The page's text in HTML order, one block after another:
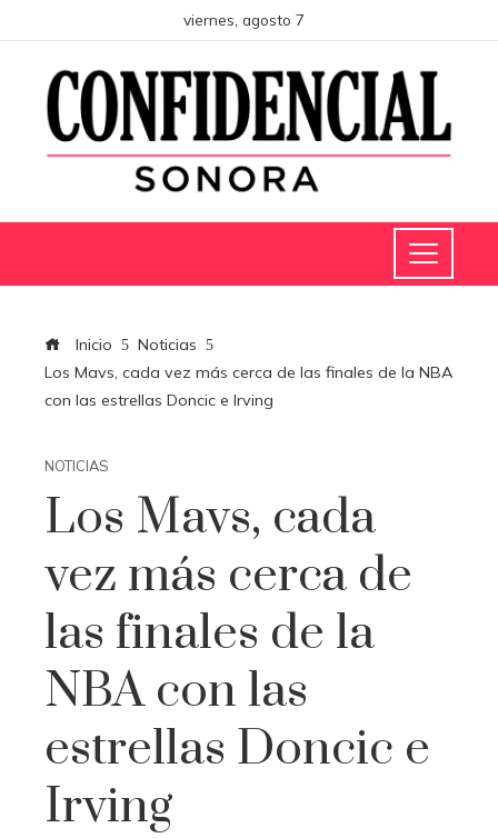
viernes, agosto 7
Inicio
Noticias
Los Mavs, cada vez más cerca de las finales de la NBA
con las estrellas Doncic e Irving
NOTICIAS
Los Mavs, cada
vez más cerca de
las finales de la
NBA con las
estrellas Doncic e
Irving